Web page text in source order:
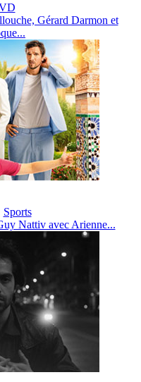
Gérard Darmon et
Sports
Nattiv avec Arienne...